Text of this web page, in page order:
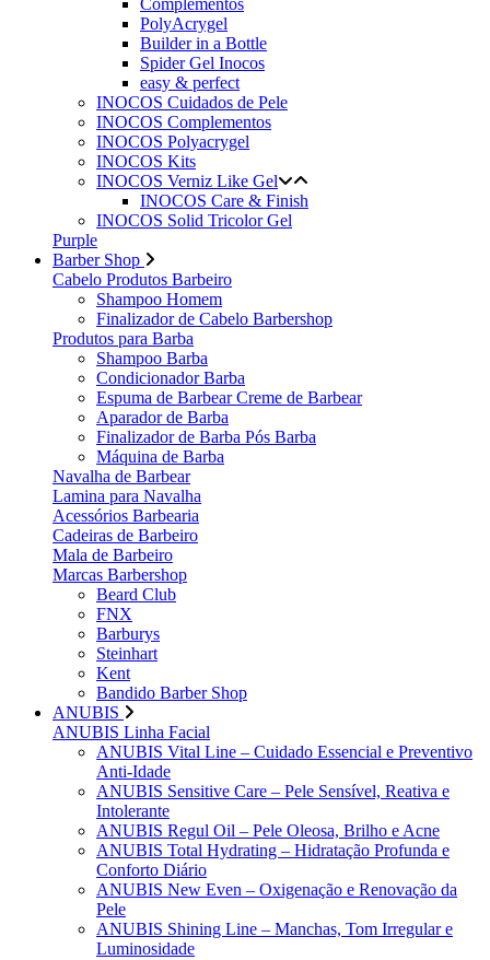
Complementos
PolyAcrygel
Builder in a Bottle
Spider Gel Inocos
easy & perfect
INOCOS Cuidados de Pele
INOCOS Complementos
INOCOS Polyacrygel
INOCOS Kits
INOCOS Verniz Like Gel
INOCOS Care & Finish
INOCOS Solid Tricolor Gel
Purple
Barber Shop
Cabelo Produtos Barbeiro
Shampoo Homem
Finalizador de Cabelo Barbershop
Produtos para Barba
Shampoo Barba
Condicionador Barba
Espuma de Barbear Creme de Barbear
Aparador de Barba
Finalizador de Barba Pós Barba
Máquina de Barba
Navalha de Barbear
Lamina para Navalha
Acessórios Barbearia
Cadeiras de Barbeiro
Mala de Barbeiro
Marcas Barbershop
Beard Club
FNX
Barburys
Steinhart
Kent
Bandido Barber Shop
ANUBIS
ANUBIS Linha Facial
ANUBIS Vital Line – Cuidado Essencial e Preventivo
Anti-Idade
ANUBIS Sensitive Care – Pele Sensível, Reativa e
Intolerante
ANUBIS Regul Oil – Pele Oleosa, Brilho e Acne
ANUBIS Total Hydrating – Hidratação Profunda e
Conforto Diário
ANUBIS New Even – Oxigenação e Renovação da
Pele
ANUBIS Shining Line – Manchas, Tom Irregular e
Luminosidade